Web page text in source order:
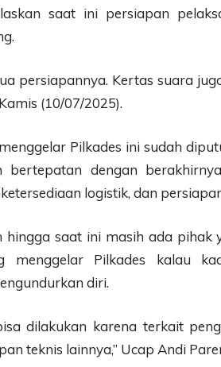
saat ini persiapan
persiapannya. Kertas suara
(10/07/2025).
Pilkades ini sudah
bertepatan dengan
logistik, dan
hingga saat ini masih ada pihak
menggelar Pilkades kalau
diri.
dilakukan karena terkait
teknis lainnya,” Ucap Andi